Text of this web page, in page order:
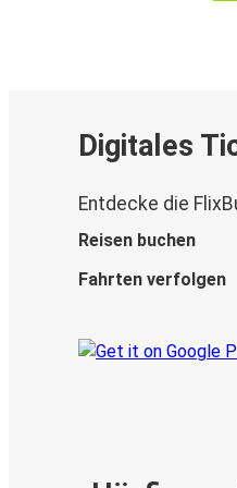
Digitales
Entdecke die
Reisen buchen
Fahrten verfolgen